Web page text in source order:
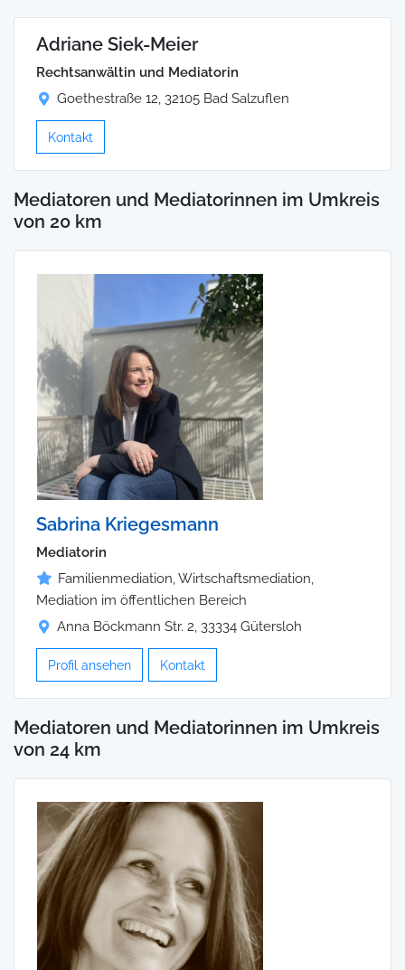
Adriane Siek-Meier
Rechtsanwältin und Mediatorin
Goethestraße 12, 32105 Bad Salzuflen
Kontakt
Mediatoren und Mediatorinnen im Umkreis
von 20 km
Sabrina Kriegesmann
Mediatorin
Familienmediation, Wirtschaftsmediation,
Mediation im öffentlichen Bereich
Anna Böckmann Str. 2, 33334 Gütersloh
Profil ansehen Kontakt
Mediatoren und Mediatorinnen im Umkreis
von 24 km